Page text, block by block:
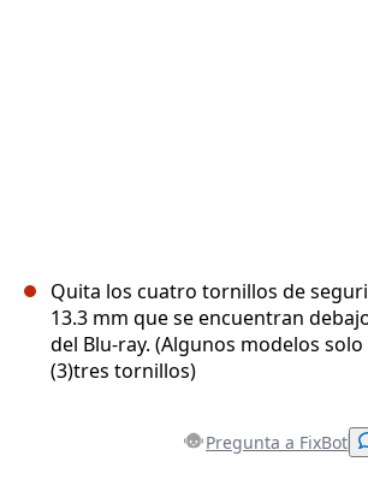
Quita los cuatro tornillos de
13.3 mm que se encuentran
del Blu-ray. (Algunos modelos
(3)tres tornillos)
Pregunta a FixBot